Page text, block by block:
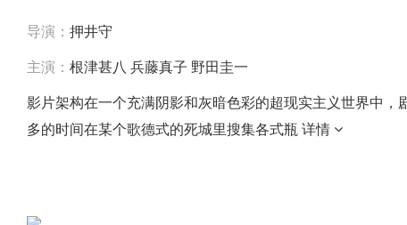
导演： 押井守
主演： 根津甚八 兵藤真子 野田圭一
影片架构在一个充满阴影和灰暗色彩的超现实主义世界中
多的时间在某个歌德式的死城里搜集各式瓶 详情